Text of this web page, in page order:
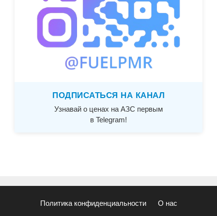
ПОДПИСАТЬСЯ НА КАНАЛ
Узнавай о ценах на АЗС первым
в Telegram!
Политика конфиденциальности О нас